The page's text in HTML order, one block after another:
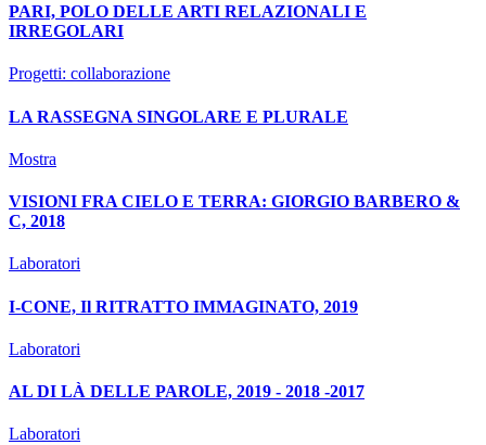
PARI, POLO DELLE ARTI RELAZIONALI E
IRREGOLARI
Progetti: collaborazione
LA RASSEGNA SINGOLARE E PLURALE
Mostra
VISIONI FRA CIELO E TERRA: GIORGIO BARBERO &
C, 2018
Laboratori
I-CONE, Il RITRATTO IMMAGINATO, 2019
Laboratori
AL DI LÀ DELLE PAROLE, 2019 - 2018 -2017
Laboratori